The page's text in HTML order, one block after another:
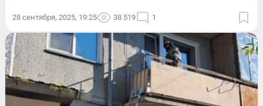
28 сентября, 2025, 19:25 38 519 1